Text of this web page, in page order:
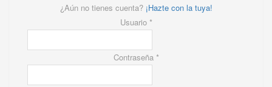
¿Aún no tienes cuenta? ¡Hazte con la tuya!
Usuario *
Contraseña *